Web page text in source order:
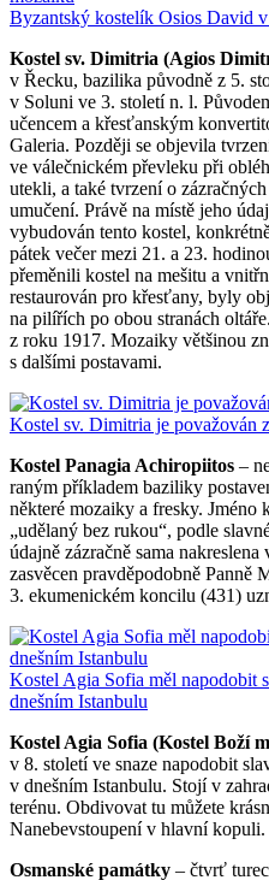
Byzantský kostelík Osios David
Kostel sv. Dimitria (Agios
v Řecku, bazilika původně z 5.
v Soluni ve 3. století n. l.
učencem a křesťanským
Galeria. Později se objevila
ve válečnickém převleku při
utekli, a také tvrzení o
umučení. Právě na místě jeho
vybudován tento kostel,
pátek večer mezi 21. a 23.
přeměnili kostel na mešitu a
restaurován pro křesťany, byly
na pilířích po obou stranách
z roku 1917. Mozaiky většinou
s dalšími postavami.
Kostel sv. Dimitria je považován
Kostel Panagia Achiropiitos –
raným příkladem baziliky
některé mozaiky a fresky. Jméno
„udělaný bez rukou“, podle
údajně zázračně sama
zasvěcen pravděpodobně Panně
3. ekumenickém koncilu (431)
Kostel Agia Sofia měl napodobit
dnešním Istanbulu
Kostel Agia Sofia (Kostel Boží
v 8. století ve snaze napodobit
v dnešním Istanbulu. Stojí v
terénu. Obdivovat tu můžete
Nanebevstoupení v hlavní kopuli.
Osmanské památky – čtvrť